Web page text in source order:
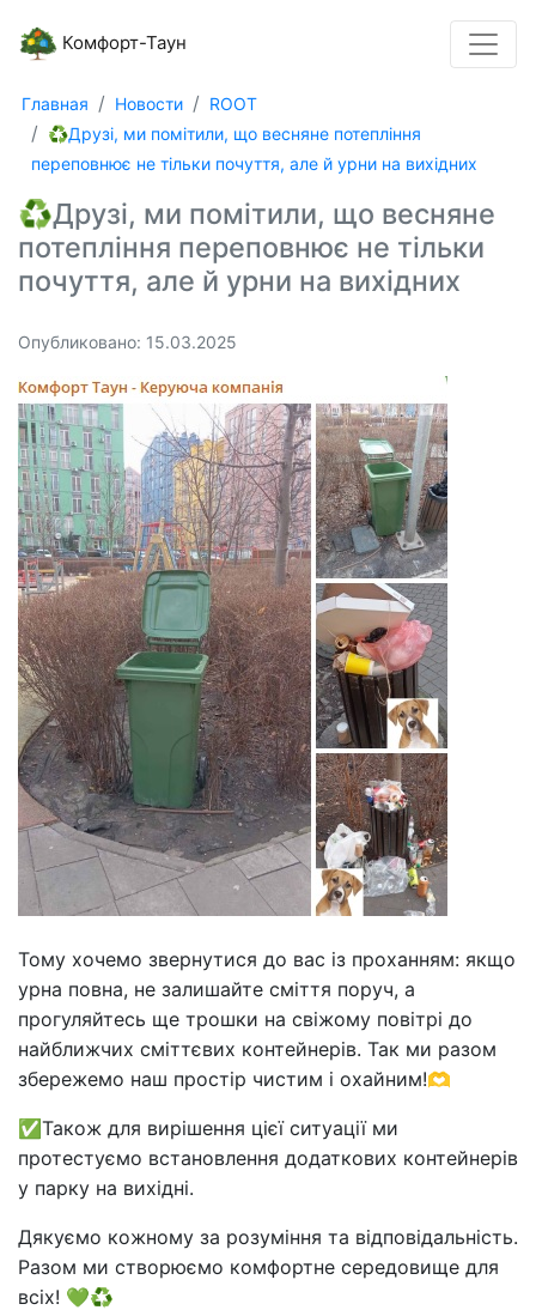
Комфорт-Таун
Главная Новости
ROOT
♻️Друзі, ми помітили, що весняне потепління
переповнює не тільки почуття, але й урни на вихідних
♻️Друзі, ми помітили, що весняне
потепління переповнює не тільки
почуття, але й урни на вихідних
Опубликовано: 15.03.2025
Тому хочемо звернутися до вас із проханням: якщо
урна повна, не залишайте сміття поруч, а
прогуляйтесь ще трошки на свіжому повітрі до
найближчих сміттєвих контейнерів. Так ми разом
збережемо наш простір чистим і охайним!🫶
✅Також для вирішення цієї ситуації ми
протестуємо встановлення додаткових контейнерів
у парку на вихідні.
Дякуємо кожному за розуміння та відповідальність.
Разом ми створюємо комфортне середовище для
всіх! 💚♻️